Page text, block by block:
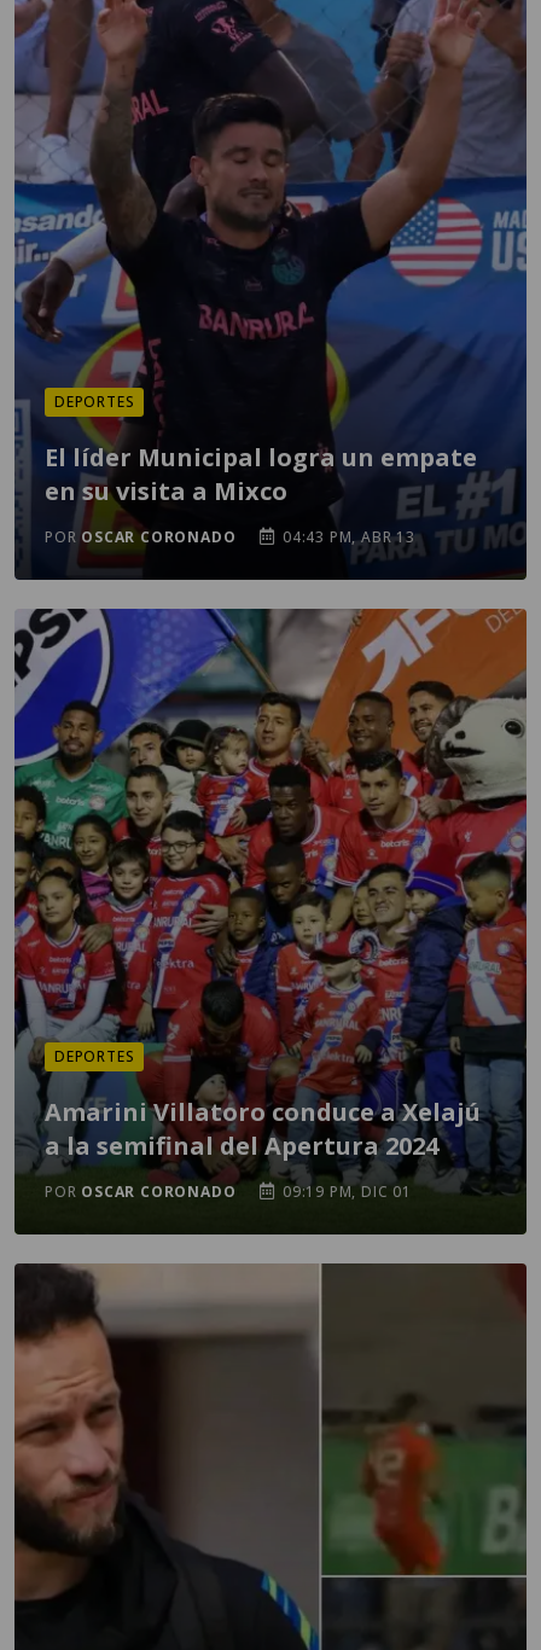
DEPORTES
El líder Municipal logra un empate
en su visita a Mixco
POR OSCAR CORONADO 04:43 PM, ABR 13
DEPORTES
Amarini Villatoro conduce a Xelajú
a la semifinal del Apertura 2024
POR OSCAR CORONADO 09:19 PM, DIC 01